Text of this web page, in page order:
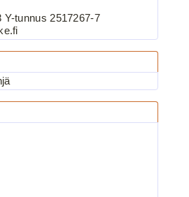
3.90€
1X Black Ni...
Y-tunnus 2517267-7